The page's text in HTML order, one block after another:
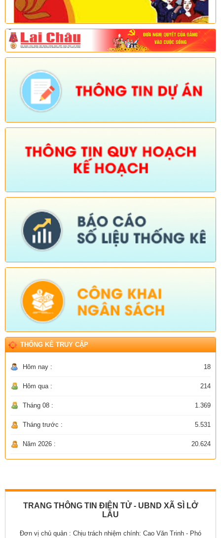
THỐNG KÊ TRUY CẬP
Hôm nay : 18
Hôm qua : 214
Tháng 08 : 1.369
Tháng trước : 5.531
Năm 2026 : 20.624
TRANG THÔNG TIN ĐIỆN TỬ - UBND XÃ SÌ LỞ
LẦU
Đơn vị chủ quản : Chịu trách nhiệm chính: Cao Văn Trinh - Phó